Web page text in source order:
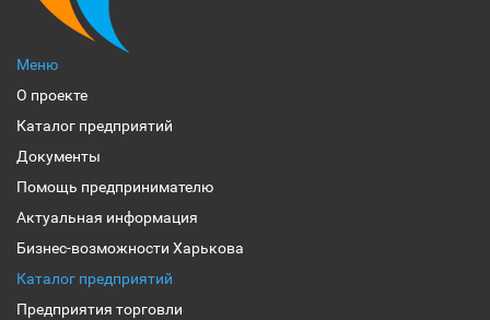
Меню
О проекте
Каталог предприятий
Документы
Помощь предпринимателю
Актуальная информация
Бизнес-возможности Харькова
Каталог предприятий
Предприятия торговли